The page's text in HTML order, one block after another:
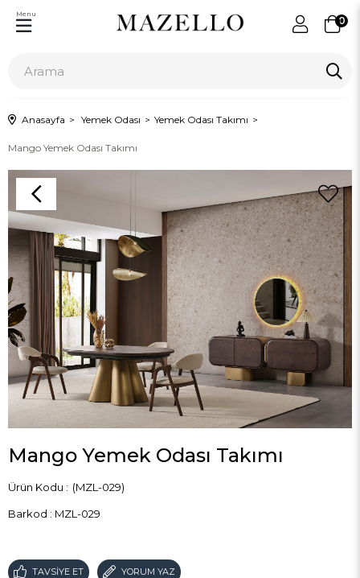
0
Menu
Anasayfa Yemek Odası Yemek Odası Takımı
Mango Yemek Odası Takımı
Mango Yemek Odası Takımı
(MZL-029)
Barkod : MZL-029
TAVSIYE ET YORUM YAZ